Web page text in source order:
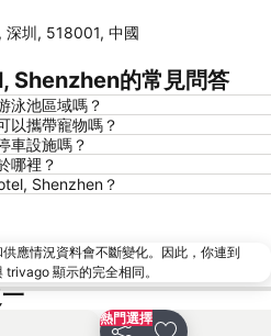
東涌
紅磡
Wan Chai Metro Station
深水埗區
香港迪士尼樂園
羅湖口岸
中環
羅湖口岸
Tsing Yi Metro Station
圳, 518001, 中國
Shenzhen的常見問答
泳池區域嗎？
以攜帶寵物嗎？
車設施嗎？
哪裡？
Shenzhen？
應情況資料會不斷變化。因此，你連到
顯示的完全相同。
熱門選擇